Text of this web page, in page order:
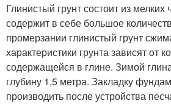
Глинистый грунт состоит из
содержит в себе большое
промерзании глинистый грунт
характеристики грунта зависят от
содержащейся в глине. Зимой
глубину 1,5 метра. Закладку
производить после устройства